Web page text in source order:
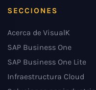
SECCIONES
Acerca de VisualK
SAP Business One
SAP Business One Lite
Infraestructura Cloud